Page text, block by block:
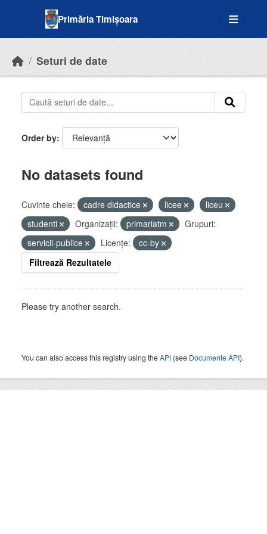
Primăria Timișoara
Seturi de date
Order by
No datasets found
Cuvinte cheie: cadre didactice licee
liceu
studenti
Organizații: primariatm
Grupuri:
servicii-publice
Licenţe:
cc-by
Filtrează Rezultatele
Please try another search.
You can also access this registry using theAPI (see Documente API).